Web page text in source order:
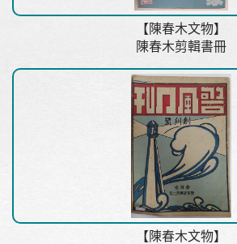
【陳春木文物】
陳春木剪輯書冊
【陳春木文物】